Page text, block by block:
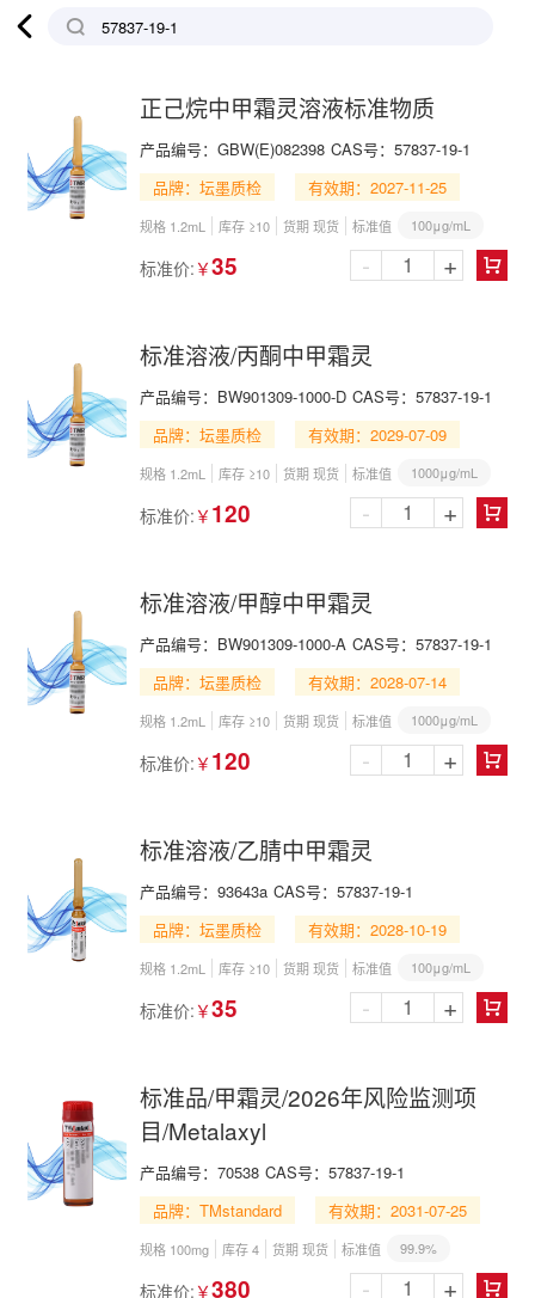

正己烷中甲霜灵溶液标准物质
产品编号： GBW(E)082398 CAS号： 57837-19-1
品牌：坛墨质检
有效期：2027-11-25
规格 1.2mL 库存 ≥10 货期 现货 标准值 100μg/mL
标准价: ￥35 
- +
标准溶液/丙酮中甲霜灵
产品编号： BW901309-1000-D CAS号： 57837-19-1
品牌：坛墨质检
有效期：2029-07-09
规格 1.2mL 库存 ≥10 货期 现货 标准值 1000μg/mL
标准价: ￥ 120 
- +
标准溶液/甲醇中甲霜灵
产品编号： BW901309-1000-A CAS号： 57837-19-1
品牌：坛墨质检
有效期：2028-07-14
规格 1.2mL 库存 ≥10 货期 现货 标准值 1000μg/mL
标准价: ￥ 120 
- +
标准溶液/乙腈中甲霜灵
产品编号： 93643a CAS号： 57837-19-1
品牌：坛墨质检
有效期：2028-10-19
规格 1.2mL 库存 ≥10 货期 现货 标准值 100μg/mL
标准价: ￥35 
- +
标准品/甲霜灵/2026年风险监测项
目/Metalaxyl
产品编号： 70538 CAS号： 57837-19-1
品牌：TMstandard
有效期：2031-07-25
规格 100mg 库存 4 货期 现货 标准值 99.9%
标准价: ￥380 
- +